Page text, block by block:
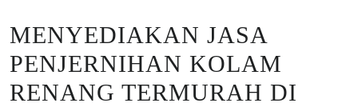
MENYEDIAKAN JASA
PENJERNIHAN KOLAM
RENANG TERMURAH DI